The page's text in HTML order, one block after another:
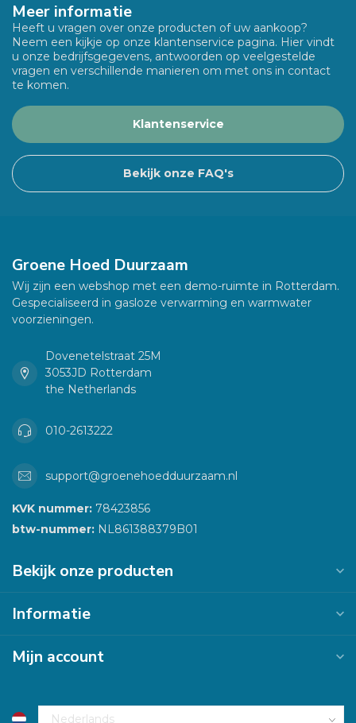
Meer informatie
Heeft u vragen over onze producten of uw aankoop?
Neem een kijkje op onze klantenservice pagina. Hier vindt
u onze bedrijfsgegevens, antwoorden op veelgestelde
vragen en verschillende manieren om met ons in contact
te komen.
Klantenservice
Bekijk onze FAQ's
Groene Hoed Duurzaam
Wij zijn een webshop met een demo-ruimte in Rotterdam.
Gespecialiseerd in gasloze verwarming en warmwater
voorzieningen.
Dovenetelstraat 25M
3053JD Rotterdam
the Netherlands
010-2613222
support@groenehoedduurzaam.nl
KVK nummer: 78423856
btw-nummer: NL861388379B01
Bekijk onze producten
Informatie
Mijn account